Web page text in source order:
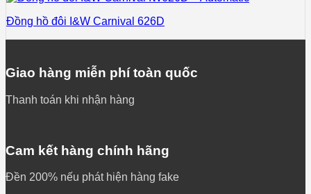
Đồng hồ đôi I&W Carnival 626D
Giao hàng miễn phí toàn quốc
Thanh toán khi nhận hàng
Cam kết hàng chính hãng
Đền 200% nếu phát hiện hàng fake